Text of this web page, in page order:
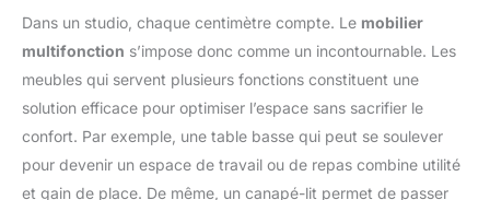
Dans un studio, chaque centimètre compte. Le mobilier
multifonction s’impose donc comme un incontournable. Les
meubles qui servent plusieurs fonctions constituent une
solution efficace pour optimiser l’espace sans sacrifier le
confort. Par exemple, une table basse qui peut se soulever
pour devenir un espace de travail ou de repas combine utilité
et gain de place. De même, un canapé-lit permet de passer